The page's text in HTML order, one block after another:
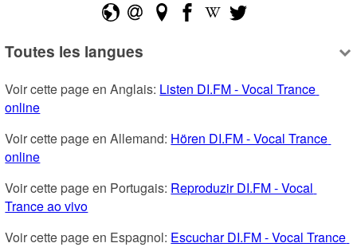
Toutes les langues
Voir cette page en Anglais: Listen DI.FM - Vocal Trance
online
Voir cette page en Allemand: Hören DI.FM - Vocal Trance
online
Voir cette page en Portugais: Reproduzir DI.FM - Vocal
Trance ao vivo
Voir cette page en Espagnol: Escuchar DI.FM - Vocal Trance